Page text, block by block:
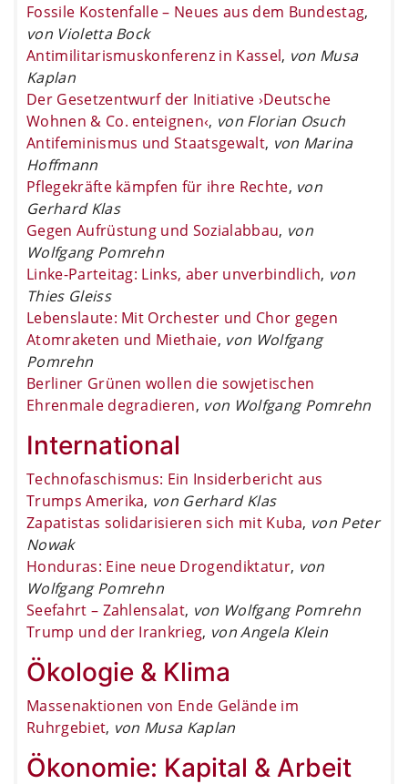
Fossile Kostenfalle – Neues aus dem Bundestag,
von Violetta Bock
Antimilitarismuskonferenz in Kassel, von Musa
Kaplan
Der Gesetzentwurf der Initiative ›Deutsche
Wohnen & Co. enteignen‹, von Florian Osuch
Antifeminismus und Staatsgewalt, von Marina
Hoffmann
Pflegekräfte kämpfen für ihre Rechte, von
Gerhard Klas
Gegen Aufrüstung und Sozialabbau, von
Wolfgang Pomrehn
Linke-Parteitag: Links, aber unverbindlich, von
Thies Gleiss
Lebenslaute: Mit Orchester und Chor gegen
Atomraketen und Miethaie, von Wolfgang
Pomrehn
Berliner Grünen wollen die sowjetischen
Ehrenmale degradieren, von Wolfgang Pomrehn
International
Technofaschismus: Ein Insiderbericht aus
Trumps Amerika, von Gerhard Klas
Zapatistas solidarisieren sich mit Kuba, von Peter
Nowak
Honduras: Eine neue Drogendiktatur, von
Wolfgang Pomrehn
Seefahrt – Zahlensalat, von Wolfgang Pomrehn
Trump und der Irankrieg, von Angela Klein
Ökologie & Klima
Massenaktionen von Ende Gelände im
Ruhrgebiet, von Musa Kaplan
Ökonomie: Kapital & Arbeit